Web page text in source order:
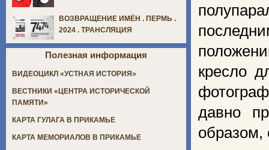
кресло
давно
образом,
ВОЗВРАЩЕНИЕ ИМЁН . ПЕРМЬ .
2024 . ТРАНСЛЯЦИЯ
Полезная информация
ВИДЕОЦИКЛ «УСТНАЯ ИСТОРИЯ»
ВЕСТНИКИ «ЦЕНТРА ИСТОРИЧЕСКОЙ
ПАМЯТИ»
КАРТА ГУЛАГА В ПРИКАМЬЕ
КАРТА МЕМОРИАЛОВ В ПРИКАМЬЕ